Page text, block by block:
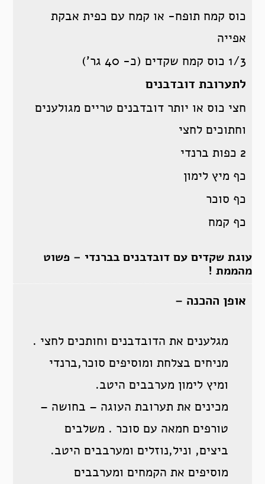
כוס קמח תופח- או קמח עם כפית אבקת
אפייה
1/3 כוס קמח שקדים (כ- 40 גר’)
לתערובת דובדבנים
חצי כוס או יותר דובדבנים טריים מגולענים
וחתוכים לחצי
2 כפות ברנדי
כף מיץ לימון
כף סוכר
כף קמח
עוגת שקדים עם דובדבנים בברנדי – פשוט
מהממת !
אופן ההכנה –
מגלענים את הדובדבנים וחותכים לחצי .
מניחים בצלחת ומוסיפים סוכר,ברנדי
ומיץ לימון מערבבים היטב.
מכינים את תערובת העוגה – בחושה –
טורפים חמאה עם סוכר . משלבים
ביצים, וניל,נוזלים ומערבבים היטב.
מוסיפים את הקמחים ומערבבים